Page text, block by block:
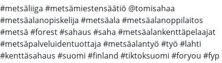
#metsäliiga #metsämiestensäätiö @tomisahaa
#metsäalanopiskelija #metsäala #metsäalanoppilaitos
#metsä #forest #sahaus #saha #metsäalankenttäpelaajat
#metsäpalveluidentuottaja #metsäalantyö #työ #lahti
#kenttäsahaus #suomi #finland #tiktoksuomi #foryou #fyp